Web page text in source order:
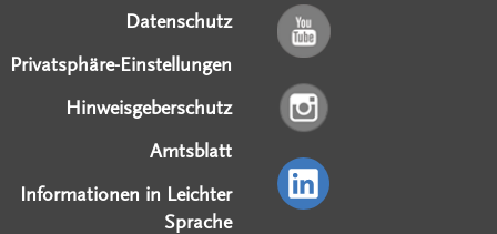
Datenschutz
Privatsphäre-Einstellungen
Hinweisgeberschutz
Amtsblatt
Informationen in Leichter
Sprache